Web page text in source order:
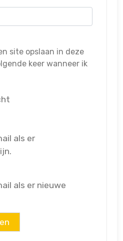
site opslaan in deze
keer wanneer ik
als er
als er nieuwe